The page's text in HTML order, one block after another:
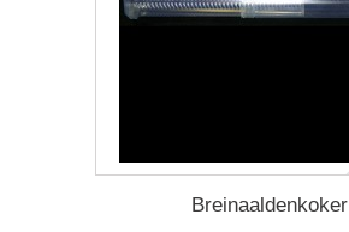
Breinaaldenkoker